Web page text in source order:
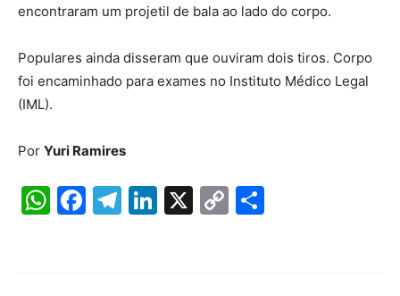
encontraram um projetil de bala ao lado do corpo.
Populares ainda disseram que ouviram dois tiros. Corpo
foi encaminhado para exames no Instituto Médico Legal
(IML).
Por Yuri Ramires
W F
T
Li X
C